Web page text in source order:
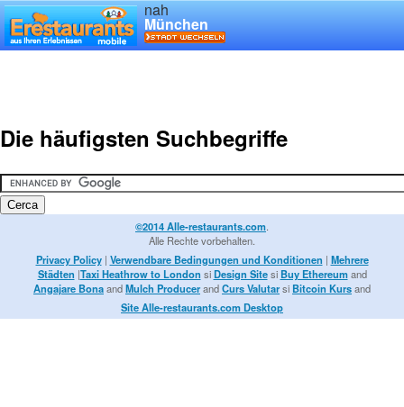
nah
München
Die häufigsten Suchbegriffe
©2014 Alle-restaurants.com
Alle Rechte vorbehalten.
Privacy Policy| Verwendbare Bedingungen und Konditionen | Mehrere
Städten |Taxi Heathrow to London siDesign Sitesi Buy Ethereumand
Angajare BonaandMulch ProducerandCurs Valutarsi Bitcoin Kursand
Site Alle-restaurants.com Desktop